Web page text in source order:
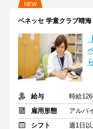
NEW
ベネッセ 学童クラブ晴海
給与
時給
雇用形態
アルバ
シフト
週1日